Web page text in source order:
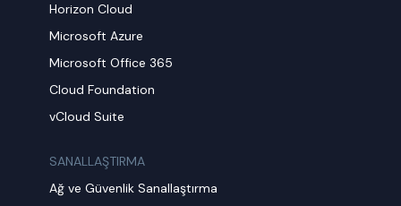
Horizon Cloud
Microsoft Azure
Microsoft Office 365
Cloud Foundation
vCloud Suite
SANALLAŞTIRMA
Ağ ve Güvenlik Sanallaştırma